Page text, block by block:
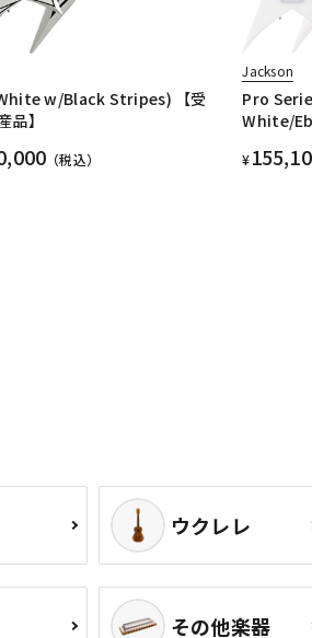
w/Black Stripes) 【受
品】
（税込）
Jackson
Pro
White/
¥
ウクレレ
その他楽器